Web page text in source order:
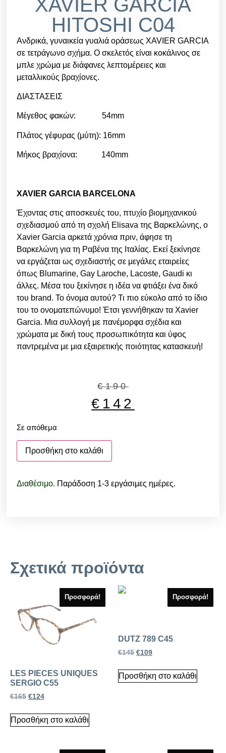
HITOSHI C04
Ανδρικά, γυναικεία γυαλιά οράσεως XAVIER GARCIA
σε τετράγωνο σχήμα. Ο σκελετός είναι κοκάλινος σε
μπλε χρώμα με διάφανες λεπτομέρειες και
μεταλλικούς βραχίονες.
ΔΙΑΣΤΑΣΕΙΣ
Μέγεθος φακών: 54mm
Πλάτος γέφυρας (μύτη): 16mm
Μήκος βραχίονα: 140mm
XAVIER GARCIA BARCELONA
Έχοντας στις αποσκευές του, πτυχίο βιομηχανικού
σχεδιασμού από τη σχολή Elisava της Βαρκελώνης, o
Xavier Garcia αρκετά χρόνια πριν, άφησε τη
Βαρκελώνη για τη Ραβένα της Ιταλίας. Εκεί ξεκίνησε
να εργάζεται ως σχεδιαστής σε μεγάλες εταιρείες
όπως Blumarine, Gay Laroche, Lacoste, Gaudi κι
άλλες. Μέσα του ξεκίνησε η ιδέα να φτιάξει ένα δικό
του brand. Το όνομα αυτού? Τι πιο εύκολο από το ίδιο
του το ονοματεπώνυμο! Έτσι γεννήθηκαν τα Xavier
Garcia. Μια συλλογή με πανέμορφα σχέδια και
χρώματα με δική τους προσωπικότητα και ύφος
παντρεμένα με μια εξαιρετικής ποιότητας κατασκευή!
€190
€ 142
Σε απόθεμα
Προσθήκη στο καλάθι
Διαθέσιμο. Παράδοση 1-3 εργάσιμες ημέρες.
Σχετικά προϊόντα
Προσφορά!
LES PIECES UNIQUES
SERGIO C55
€165 €124
Προσθήκη στο καλάθι
Προσφορά!
DUTZ 789 C45
€145 €109
Προσθήκη στο καλάθι